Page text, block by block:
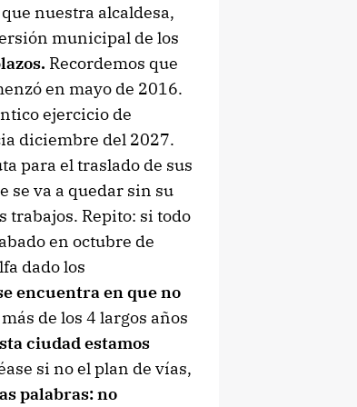
nuestra alcaldesa,
municipal de los
Recordemos que
en mayo de 2016.
ejercicio de
diciembre del 2027.
para el traslado de sus
se va a quedar sin su
trabajos. Repito: si todo
en octubre de
dado los
encuentra en que no
de los 4 largos años
ciudad estamos
si no el plan de vías,
palabras: no